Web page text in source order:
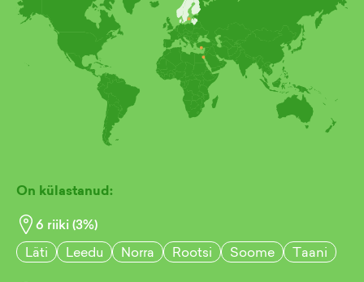
On külastanud:
6 riiki (3%)
Läti
Leedu Norra Rootsi Soome Taani